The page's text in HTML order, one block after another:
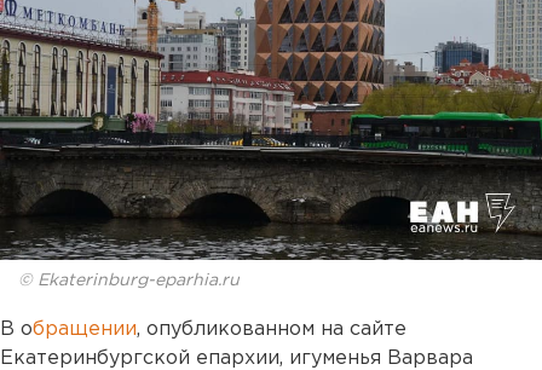
© Ekaterinburg-eparhia.ru
В обращении, опубликованном на сайте
Екатеринбургской епархии, игуменья Варвара